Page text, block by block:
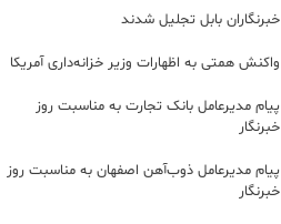
خبرنگاران بابل تجلیل شدند
واکنش همتی به اظهارات وزیر خزانه‌داری آمریکا
پیام مدیرعامل بانک تجارت به مناسبت روز
خبرنگار
پیام مدیرعامل ذوب‌آهن اصفهان به مناسبت روز
خبرنگار